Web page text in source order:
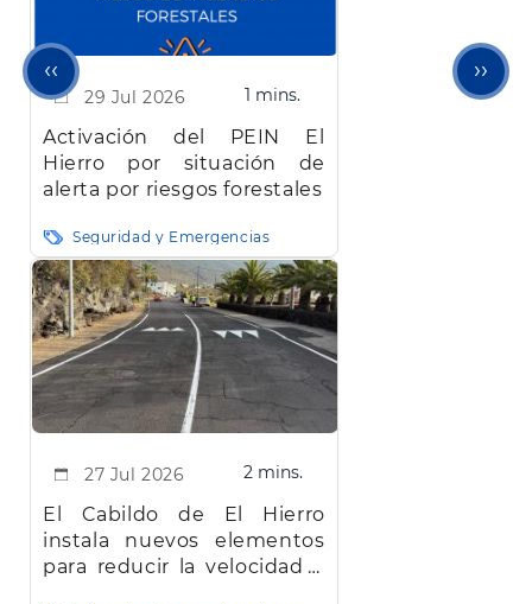
29 Jul 2026 1 mins.
Activación del PEIN El
Hierro por situación de
alerta por riesgos forestales
Seguridad y Emergencias
27 Jul 2026 2 mins.
El Cabildo de El Hierro
instala nuevos elementos
para reducir la velocidad y
Página
anterior
‹‹ ››